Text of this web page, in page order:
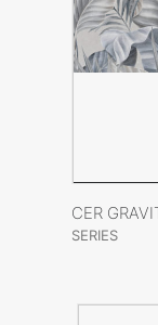
SERIES